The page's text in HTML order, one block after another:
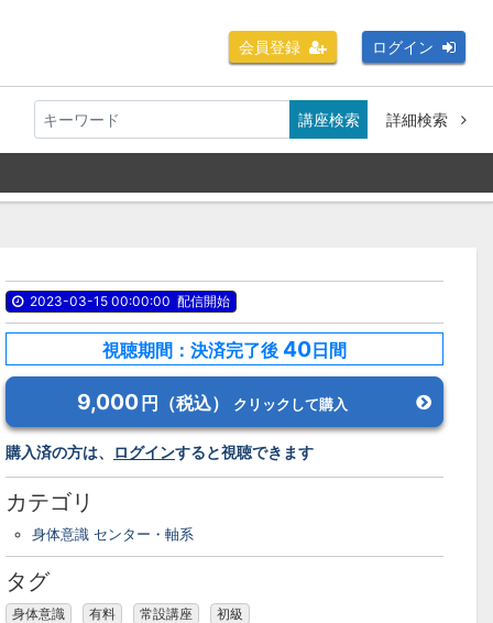
会員登録 ログイン
講座検索 詳細検索
2023-03-15 00:00:00 配信開始
視聴期間：決済完了後 40日間
9,000円（税込） クリックして購入
購入済の方は、 ログインすると視聴できます
カテゴリ
身体意識 センター・軸系
タグ
身体意識 有料 常設講座 初級